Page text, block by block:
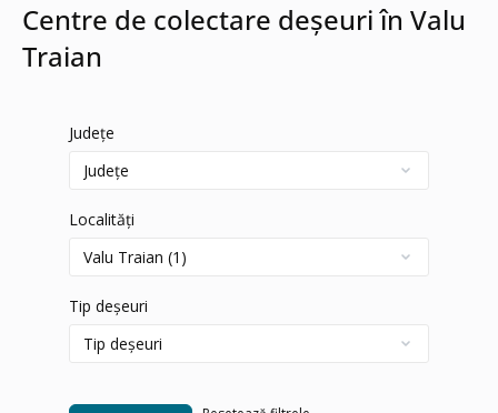
Centre de colectare deșeuri în Valu
Traian
Județe
Localități
Tip deșeuri